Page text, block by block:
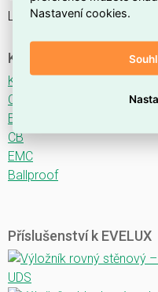
LED svítidlo pro osvětlení
Ke stažení
Katalogový list
CE
ENEC
CB
EMC
Ballproof
Příslušenství k EVELUX
Nastavení cookies.